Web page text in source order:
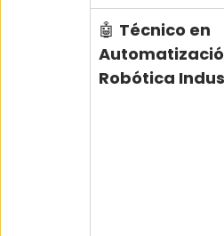
🤖 Técnico en
Robótica